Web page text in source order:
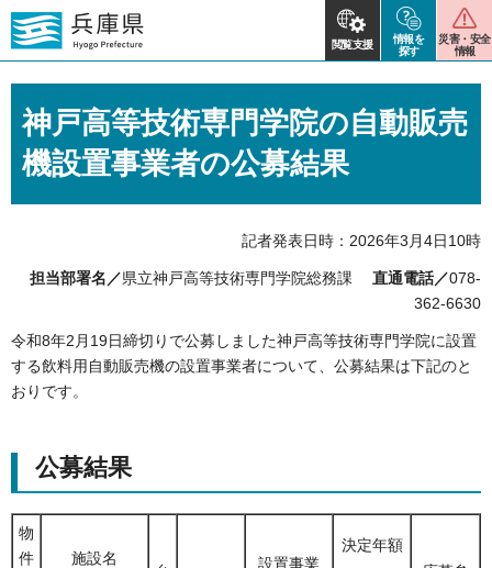
閲覧支援
情報を
探す
災害・安全
情報
神戸高等技術専門学院の自動販売
機設置事業者の公募結果
記者発表日時：2026年3月4日10時
担当部署名／県立神戸高等技術専門学院総務課 直通電話／078-
362-6630
令和8年2月19日締切りで公募しました神戸高等技術専門学院に設置
する飲料用自動販売機の設置事業者について、公募結果は下記のと
おりです。
公募結果
物
件
施設名
設置事業
決定年額